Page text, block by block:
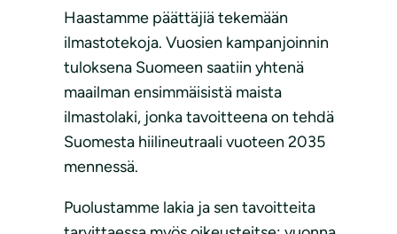
Haastamme päättäjiä tekemään
ilmastotekoja. Vuosien kampanjoinnin
tuloksena Suomeen saatiin yhtenä
maailman ensimmäisistä maista
ilmastolaki, jonka tavoitteena on tehdä
Suomesta hiilineutraali vuoteen 2035
mennessä.
Puolustamme lakia ja sen tavoitteita